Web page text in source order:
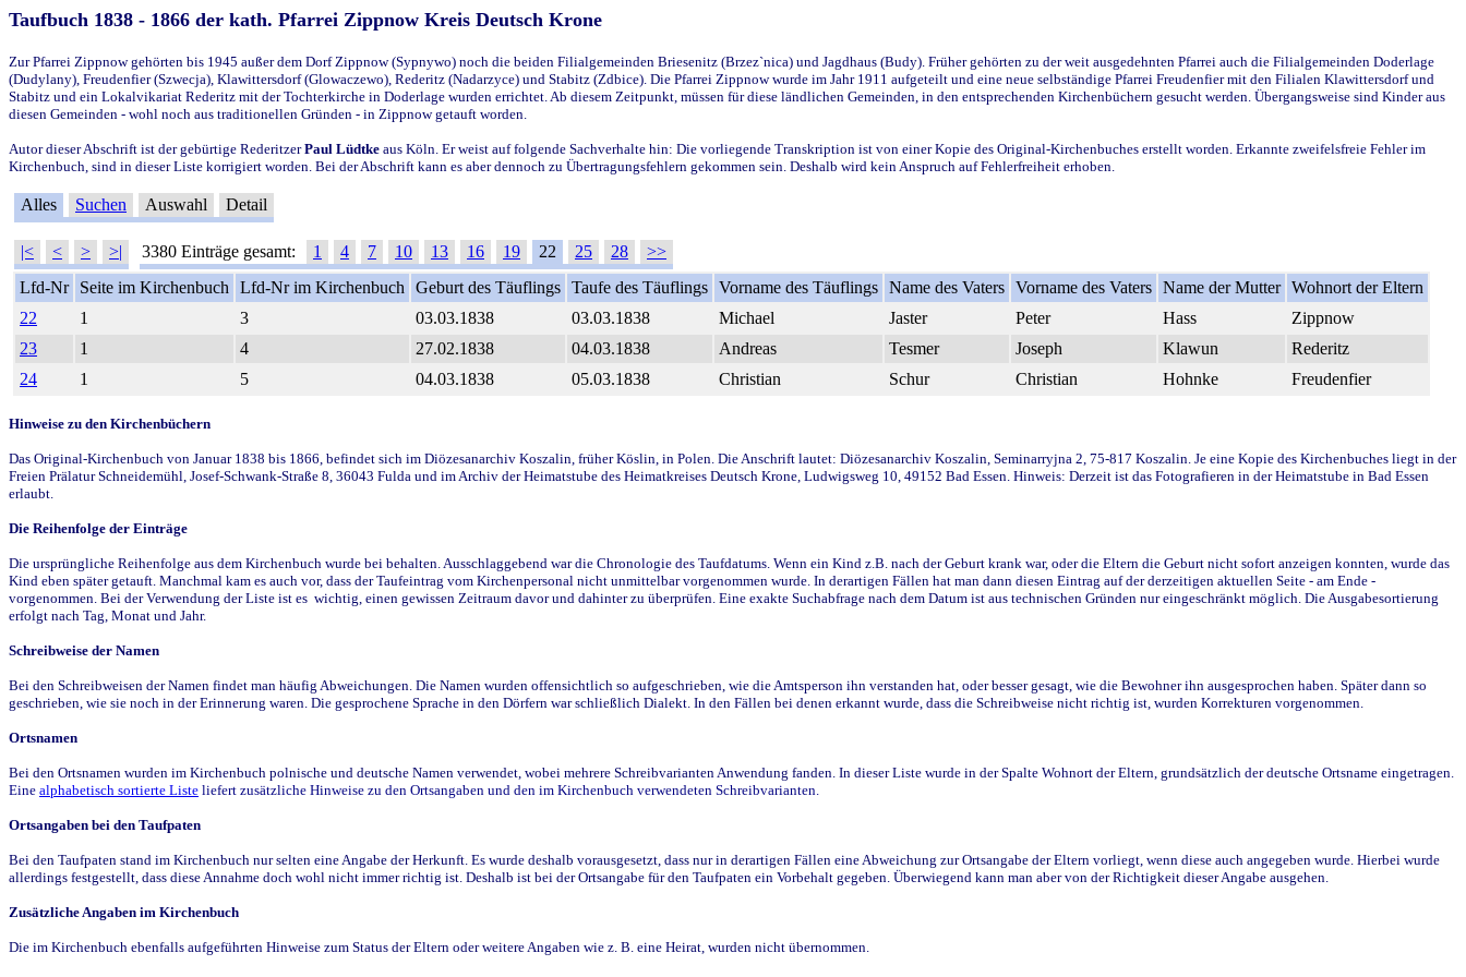
Taufbuch 1838 - 1866 der kath. Pfarrei Zippnow Kreis Deutsch Krone
Zur Pfarrei Zippnow gehörten bis 1945 außer dem Dorf Zippnow (Sypnywo) noch die beiden Filialgemeinden Briesenitz (Brzez`nica) und Jagdhaus (Budy). Früher gehörten zu der weit ausgedehnten Pfarrei auch die Filialgemeinden Doderlage
(Dudylany), Freudenfier (Szwecja), Klawittersdorf (Glowaczewo), Rederitz (Nadarzyce) und Stabitz (Zdbice). Die Pfarrei Zippnow wurde im Jahr 1911 aufgeteilt und eine neue selbständige Pfarrei Freudenfier mit den Filialen Klawittersdorf und
Stabitz und ein Lokalvikariat Rederitz mit der Tochterkirche in Doderlage wurden errichtet. Ab diesem Zeitpunkt, müssen für diese ländlichen Gemeinden, in den entsprechenden Kirchenbüchern gesucht werden. Übergangsweise sind Kinder aus
diesen Gemeinden - wohl noch aus traditionellen Gründen - in Zippnow getauft worden.
Autor dieser Abschrift ist der gebürtige RederitzerPaul Lüdtke aus Köln. Er weist auf folgende Sachverhalte hin: Die vorliegende Transkription ist von einer Kopie des Original-Kirchenbuches erstellt worden. Erkannte zweifelsfreie Fehler im
Kirchenbuch, sind in dieser Liste korrigiert worden. Bei der Abschrift kann es aber dennoch zu Übertragungsfehlern gekommen sein. Deshalb wird kein Anspruch auf Fehlerfreiheit erhoben.
Alles Suchen Auswahl Detail
|< < > >| 3380 Einträge gesamt: 1 4 7 10 13 16 19 22 25 28
>>
Lfd-Nr
Seite im Kirchenbuch Lfd-Nr im Kirchenbuch Geburt des Täuflings Taufe des Täuflings Vorname des Täuflings Name des Vaters Vorname des Vaters Name der Mutter Wohnort der Eltern
22
1 3 03.03.1838 03.03.1838 Michael Jaster Peter Hass
Zippnow
23
1 4 27.02.1838 04.03.1838 Andreas Tesmer Joseph Klawun
Rederitz
24
1 5 04.03.1838 05.03.1838 Christian Schur Christian Hohnke Freudenfier
Hinweise zu den Kirchenbüchern
Das Original-Kirchenbuch von Januar 1838 bis 1866, befindet sich im Diözesanarchiv Koszalin, früher Köslin, in Polen. Die Anschrift lautet: Diözesanarchiv Koszalin, Seminarryjna 2, 75-817 Koszalin. Je eine Kopie des Kirchenbuches liegt in der
Freien Prälatur Schneidemühl, Josef-Schwank-Straße 8, 36043 Fulda und im Archiv der Heimatstube des Heimatkreises Deutsch Krone, Ludwigsweg 10, 49152 Bad Essen. Hinweis: Derzeit ist das Fotografieren in der Heimatstube in Bad Essen
erlaubt.
Die Reihenfolge der Einträge
Die ursprüngliche Reihenfolge aus dem Kirchenbuch wurde bei behalten. Ausschlaggebend war die Chronologie des Taufdatums. Wenn ein Kind z.B. nach der Geburt krank war, oder die Eltern die Geburt nicht sofort anzeigen konnten, wurde das
Kind eben später getauft. Manchmal kam es auch vor, dass der Taufeintrag vom Kirchenpersonal nicht unmittelbar vorgenommen wurde. In derartigen Fällen hat man dann diesen Eintrag auf der derzeitigen aktuellen Seite - am Ende -
vorgenommen. Bei der Verwendung der Liste ist es wichtig, einen gewissen Zeitraum davor und dahinter zu überprüfen. Eine exakte Suchabfrage nach dem Datum ist aus technischen Gründen nur eingeschränkt möglich. Die Ausgabesortierung
erfolgt nach Tag, Monat und Jahr.
Schreibweise der Namen
Bei den Schreibweisen der Namen findet man häufig Abweichungen. Die Namen wurden offensichtlich so aufgeschrieben, wie die Amtsperson ihn verstanden hat, oder besser gesagt, wie die Bewohner ihn ausgesprochen haben. Später dann so
geschrieben, wie sie noch in der Erinnerung waren. Die gesprochene Sprache in den Dörfern war schließlich Dialekt. In den Fällen bei denen erkannt wurde, dass die Schreibweise nicht richtig ist, wurden Korrekturen vorgenommen.
Ortsnamen
Bei den Ortsnamen wurden im Kirchenbuch polnische und deutsche Namen verwendet, wobei mehrere Schreibvarianten Anwendung fanden. In dieser Liste wurde in der Spalte Wohnort der Eltern, grundsätzlich der deutsche Ortsname eingetragen.
Eine alphabetisch sortierte Liste liefert zusätzliche Hinweise zu den Ortsangaben und den im Kirchenbuch verwendeten Schreibvarianten.
Ortsangaben bei den Taufpaten
Bei den Taufpaten stand im Kirchenbuch nur selten eine Angabe der Herkunft. Es wurde deshalb vorausgesetzt, dass nur in derartigen Fällen eine Abweichung zur Ortsangabe der Eltern vorliegt, wenn diese auch angegeben wurde. Hierbei wurde
allerdings festgestellt, dass diese Annahme doch wohl nicht immer richtig ist. Deshalb ist bei der Ortsangabe für den Taufpaten ein Vorbehalt gegeben. Überwiegend kann man aber von der Richtigkeit dieser Angabe ausgehen.
Zusätzliche Angaben im Kirchenbuch
Die im Kirchenbuch ebenfalls aufgeführten Hinweise zum Status der Eltern oder weitere Angaben wie z. B. eine Heirat, wurden nicht übernommen.